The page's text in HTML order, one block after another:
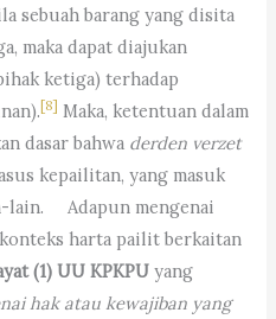
sebuah barang yang disita
maka dapat diajukan
ketiga) terhadap
[8] Maka, ketentuan dalam
dasar bahwa derden verzet
kepailitan, yang masuk
lain. Adapun mengenai
harta pailit berkaitan
(1) UU KPKPUyang
hak atau kewajiban yang